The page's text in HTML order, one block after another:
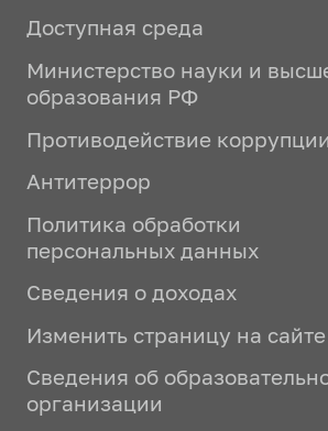
Доступная среда
Министерство науки и
образования РФ
Противодействие коррупции
Антитеррор
Политика обработки
персональных данных
Сведения о доходах
Изменить страницу на сайте
Сведения об
организации